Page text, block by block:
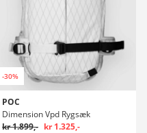
-30%
POC
Dimension Vpd Rygsæk
kr 1.899,- kr 1.325,-